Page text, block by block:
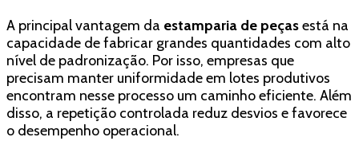
A principal vantagem da estamparia de peçasestá na
capacidade de fabricar grandes quantidades com alto
nível de padronização. Por isso, empresas que
precisam manter uniformidade em lotes produtivos
encontram nesse processo um caminho eficiente. Além
disso, a repetição controlada reduz desvios e favorece
o desempenho operacional.